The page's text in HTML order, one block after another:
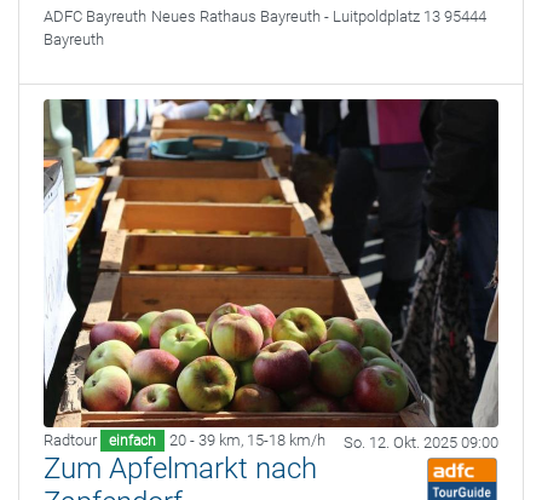
ADFC Bayreuth Neues Rathaus Bayreuth - Luitpoldplatz 13 95444
Bayreuth
Radtour einfach 20 - 39 km, 15-18 km/h So. 12. Okt. 2025 09:00
Zum Apfelmarkt nach